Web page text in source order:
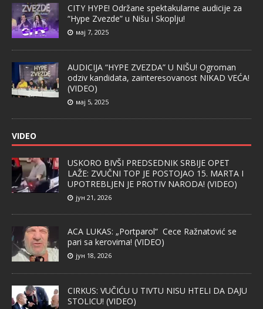
CITY HYPE! Održane spektakularne audicije za
“Hype Zvezde” u Nišu i Skoplju!
мај 7, 2025
AUDICIJA “HYPE ZVEZDA” U NIŠU! Ogroman
odziv kandidata, zainteresovanost NIKAD VEĆA!
(VIDEO)
мај 5, 2025
VIDEO
USKORO BIVŠI PREDSEDNIK SRBIJE OPET
LAŽE: ZVUČNI TOP JE POSTOJAO 15. MARTA I
UPOTREBLJEN JE PROTIV NARODA! (VIDEO)
јун 21, 2026
ACA LUKAS: „Portparol“ Cece Ražnatović se
pari sa kerovima! (VIDEO)
јун 18, 2026
CIRKUS: VUČIĆU U TIVTU NISU HTELI DA DAJU
STOLICU! (VIDEO)